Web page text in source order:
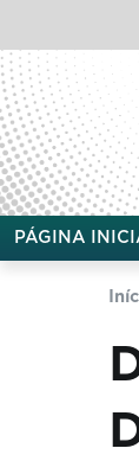
o
conteúdo
PÁGINA